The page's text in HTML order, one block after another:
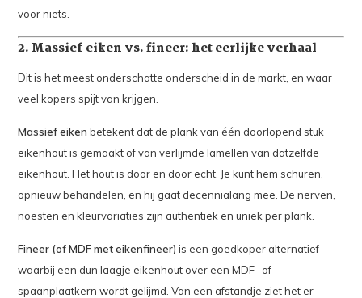
voor niets.
2. Massief eiken vs. fineer: het eerlijke verhaal
Dit is het meest onderschatte onderscheid in de markt, en waar
veel kopers spijt van krijgen.
Massief eiken betekent dat de plank van één doorlopend stuk
eikenhout is gemaakt of van verlijmde lamellen van datzelfde
eikenhout. Het hout is door en door echt. Je kunt hem schuren,
opnieuw behandelen, en hij gaat decennialang mee. De nerven,
noesten en kleurvariaties zijn authentiek en uniek per plank.
Fineer (of MDF met eikenfineer) is een goedkoper alternatief
waarbij een dun laagje eikenhout over een MDF- of
spaanplaatkern wordt gelijmd. Van een afstandje ziet het er